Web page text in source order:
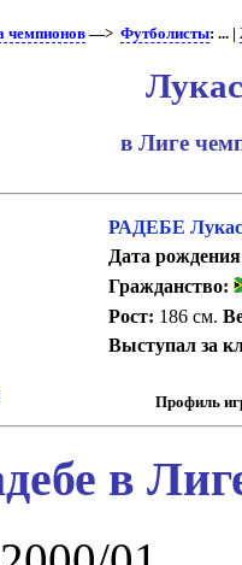
чемпионов —> Футболисты: ... |
в Лиге
РАДЕБЕ
Дата
Гражданство:
Рост: 186 см.
Выступал за
Профиль
в